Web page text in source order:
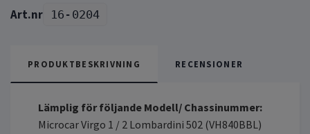
16-0204
PRODUKTBESKRIVNING RECENSIONER
Lämplig för följande Modell/ Chassinummer:
Microcar Virgo 1 / 2 Lombardini 502 (VH840BBL)